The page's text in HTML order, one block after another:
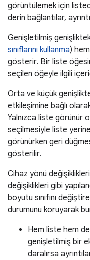
görüntülemek için
derin bağlantılar,
Genişletilmiş
sınıflarını kullanma)
gösterir. Bir liste
seçilen öğeyle ilgili
Orta ve küçük
etkileşimine bağlı
Yalnızca liste görünür
seçilmesiyle liste yerine
görünürken geri
gösterilir.
Cihaz yönü
değişiklikleri gibi
boyutu sınıfını
durumunu koruyarak
Hem liste hem
genişletilmiş bir
daralırsa